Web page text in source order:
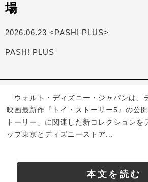
場
2026.06.23 <PASH! PLUS>
PASH! PLUS
ウォルト・ディズニー・ジャパンは、
映画最新作『トイ・ストーリー5』の公
トーリー」に関連した新コレクションを
ップ東京とディズニーストア...
本文を読む